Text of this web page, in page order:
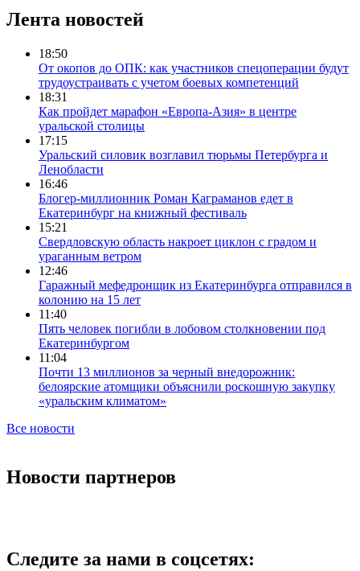
Лента новостей
18:50
От окопов до ОПК: как участников спецоперации будут
трудоустраивать с учетом боевых компетенций
18:31
Как пройдет марафон «Европа-Азия» в центре
уральской столицы
17:15
Уральский силовик возглавил тюрьмы Петербурга и
Ленобласти
16:46
Блогер-миллионник Роман Каграманов едет в
Екатеринбург на книжный фестиваль
15:21
Свердловскую область накроет циклон с градом и
ураганным ветром
12:46
Гаражный мефедронщик из Екатеринбурга отправился в
колонию на 15 лет
11:40
Пять человек погибли в лобовом столкновении под
Екатеринбургом
11:04
Почти 13 миллионов за черный внедорожник:
белоярские атомщики объяснили роскошную закупку
«уральским климатом»
Все новости
Новости партнеров
Следите за нами в соцсетях: